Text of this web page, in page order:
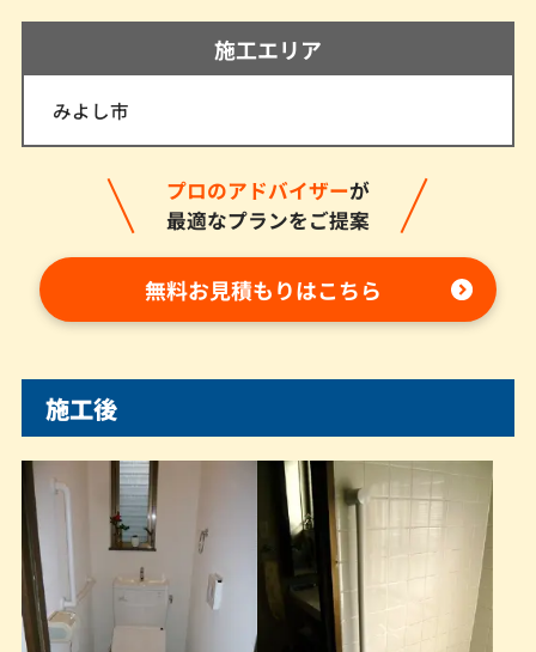
施工エリア
みよし市
プロのアドバイザーが
最適なプランをご提案
無料お見積もりはこちら
施工後